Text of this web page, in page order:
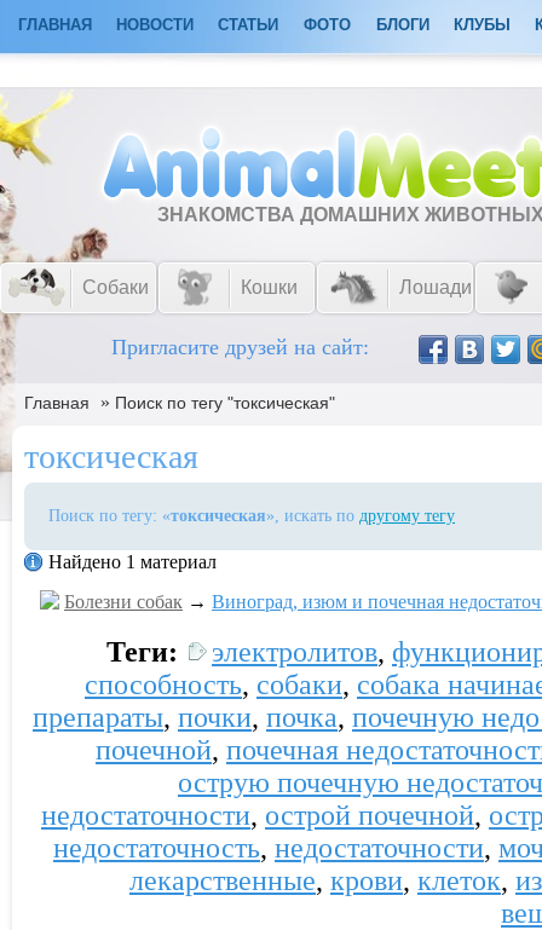
ГЛАВНАЯ НОВОСТИ СТАТЬИ ФОТО БЛОГИ КЛУБЫ
ЗНАКОМСТВА ДОМАШНИХ
Собаки Кошки Лошади
Пригласите друзей на сайт:
Главная » Поиск по тегу "токсическая"
токсическая
Поиск по тегу: «токсическая», искать по другому тегу
Найдено 1 материал
Болезни собак → Виноград, изюм и почечная
Теги: электролитов,
способность, собаки, собака
препараты, почки, почка, почечную
почечной, почечная
острую почечную
недостаточности, острой почечной,
недостаточность, недостаточности,
лекарственные, крови, клеток,